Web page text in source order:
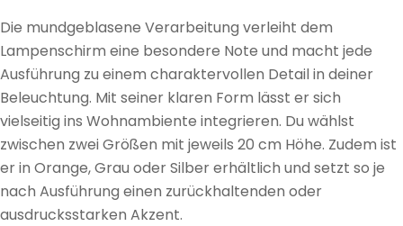
Die mundgeblasene Verarbeitung verleiht dem
Lampenschirm eine besondere Note und macht jede
Ausführung zu einem charaktervollen Detail in deiner
Beleuchtung. Mit seiner klaren Form lässt er sich
vielseitig ins Wohnambiente integrieren. Du wählst
zwischen zwei Größen mit jeweils 20 cm Höhe. Zudem ist
er in Orange, Grau oder Silber erhältlich und setzt so je
nach Ausführung einen zurückhaltenden oder
ausdrucksstarken Akzent.